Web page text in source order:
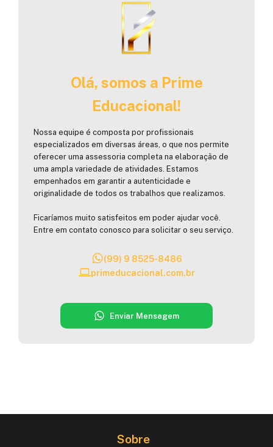
Olá, somos a Prime
Educacional!
Nossa equipe é composta por profissionais
especializados em diversas áreas, o que nos permite
oferecer uma assessoria completa na elaboração de
uma ampla variedade de atividades. Estamos
empenhados em garantir a autenticidade e
originalidade de todos os trabalhos que realizamos.
Ficaríamos muito satisfeitos em poder ajudar você.
Entre em contato conosco para solicitar o seu serviço.
(99) 9 8525-8486
primeducacional.com.br
Enviar Mensagem
Sobre